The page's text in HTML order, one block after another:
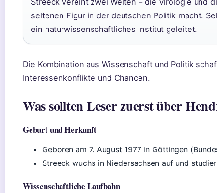
Streeck vereint zwei Welten – die Virologie und
seltenen Figur in der deutschen Politik macht.
ein naturwissenschaftliches Institut geleitet.
Die Kombination aus Wissenschaft und Politik
Interessenkonflikte und Chancen.
Was sollten Leser zuerst über
Geburt und Herkunft
Geboren am 7. August 1977 in Göttingen
Streeck wuchs in Niedersachsen auf und
Wissenschaftliche Laufbahn